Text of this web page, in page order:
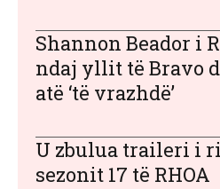
Shannon Beador i
ndaj yllit të Bravo
atë ‘të vrazhdë’
U zbulua traileri i
sezonit 17 të RHOA